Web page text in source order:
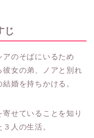
じ
のそばにいるため
女の弟、ノアと別れ
婚を持ちかける。
せていることを知り
人の生活。